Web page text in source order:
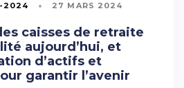
2024 27 MARS 2024
caisses de retraite
aujourd’hui, et
d’actifs et
garantir l’avenir